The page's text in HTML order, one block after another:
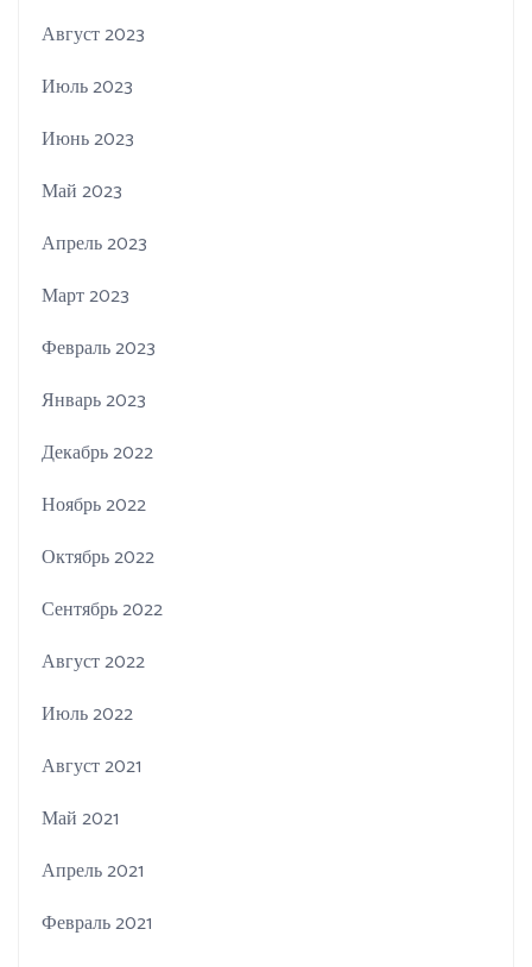
Август 2023
Июль 2023
Июнь 2023
Май 2023
Апрель 2023
Март 2023
Февраль 2023
Январь 2023
Декабрь 2022
Ноябрь 2022
Октябрь 2022
Сентябрь 2022
Август 2022
Июль 2022
Август 2021
Май 2021
Апрель 2021
Февраль 2021